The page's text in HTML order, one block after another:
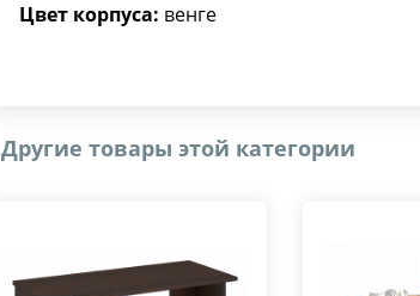
Цвет корпуса: венге
Другие товары этой категории